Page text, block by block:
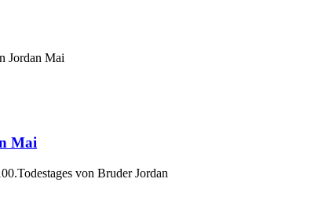
Jordan Mai
Mai
von Bruder Jordan